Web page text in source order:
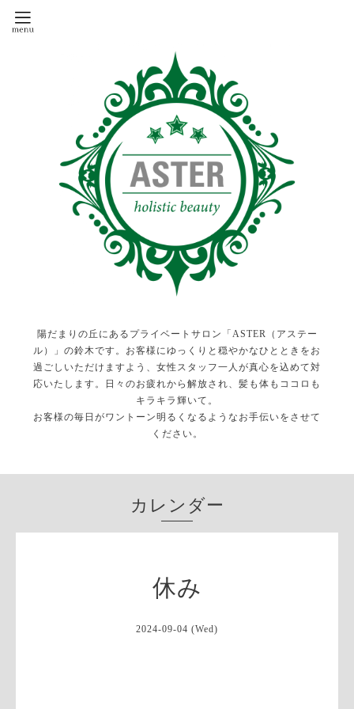
陽だまりの丘にあるプライベートサロン「ASTER（アステー
ル）」の鈴木です。お客様にゆっくりと穏やかなひとときをお
過ごしいただけますよう、女性スタッフ一人が真心を込めて対
応いたします。日々のお疲れから解放され、髪も体もココロも
キラキラ輝いて。
お客様の毎日がワントーン明るくなるようなお手伝いをさせて
ください。
カレンダー
休み
2024-09-04 (Wed)